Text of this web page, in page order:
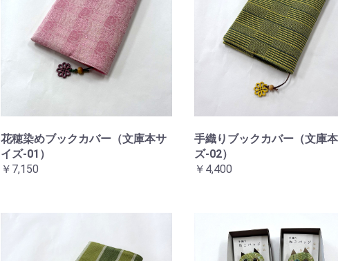
花穂染めブックカバー（文庫本サ
イズ-01）
￥7,150
手織りブックカバー（文庫
ズ-02）
￥4,400